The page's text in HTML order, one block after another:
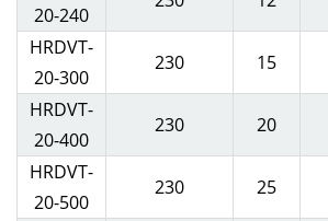
20-240
HRDVT-
20-300
230 15
HRDVT-
20-400
230 20
HRDVT-
20-500
230 25